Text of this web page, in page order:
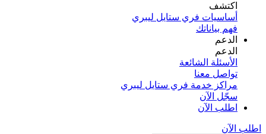
اكتشف​
أساسيات فري ستايل ليبري
فهم بياناتك
الدعم
الدعم
الأسئلة الشائعة
تواصل معنا
مراكز خدمة فري ستايل ليبري
سجّل الآن​
اطلب الآن
اطلب الآن